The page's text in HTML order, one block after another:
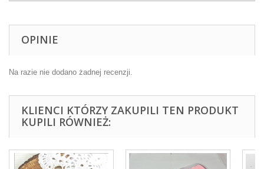
OPINIE
Na razie nie dodano żadnej recenzji.
KLIENCI KTÓRZY ZAKUPILI TEN PRODUKT
KUPILI RÓWNIEŻ: